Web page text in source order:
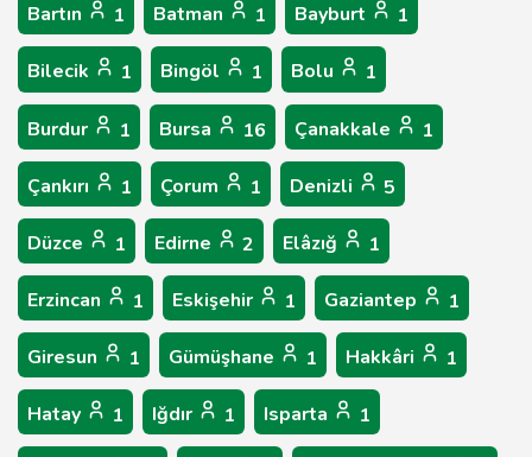
Bartın 1 Batman 1 Bayburt 1
Bilecik 1 Bingöl 1 Bolu 1
Burdur 1 Bursa 16 Çanakkale 1
Çankırı 1 Çorum 1 Denizli 5
Düzce 1 Edirne 2 Elâzığ 1
Erzincan 1 Eskişehir 1 Gaziantep 1
Giresun 1 Gümüşhane 1 Hakkâri 1
Hatay 1 Iğdır 1 Isparta 1